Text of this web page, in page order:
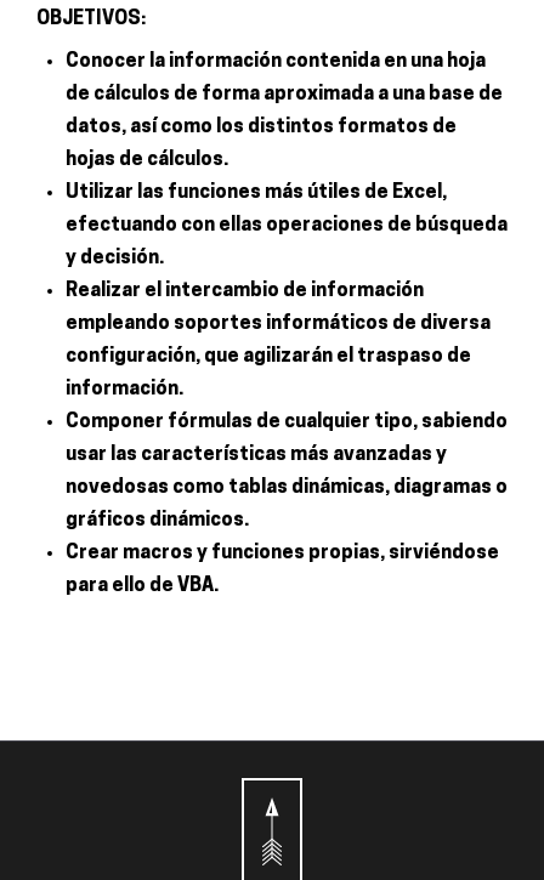
OBJETIVOS:
Conocer la información contenida en una hoja
de cálculos de forma aproximada a una base de
datos, así como los distintos formatos de
hojas de cálculos.
Utilizar las funciones más útiles de Excel,
efectuando con ellas operaciones de búsqueda
y decisión.
Realizar el intercambio de información
empleando soportes informáticos de diversa
configuración, que agilizarán el traspaso de
información.
Componer fórmulas de cualquier tipo, sabiendo
usar las características más avanzadas y
novedosas como tablas dinámicas, diagramas o
gráficos dinámicos.
Crear macros y funciones propias, sirviéndose
para ello de VBA.